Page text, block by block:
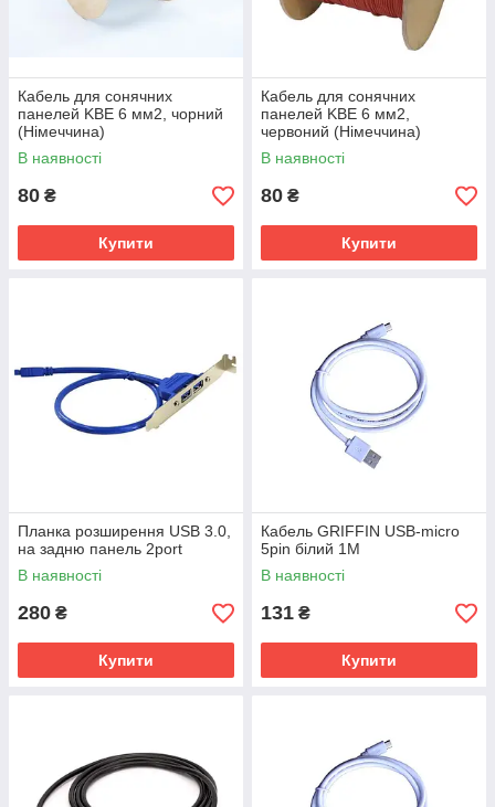
Кабель для сонячних
панелей KBE 6 мм2, чорний
(Німеччина)
В наявності
80 ₴
Купити
Кабель для сонячних
панелей KBE 6 мм2,
червоний (Німеччина)
В наявності
80 ₴
Купити
Планка розширення USB 3.0,
на задню панель 2port
В наявності
280 ₴
Купити
Кабель GRIFFIN USB-micro
5pin білий 1M
В наявності
131 ₴
Купити